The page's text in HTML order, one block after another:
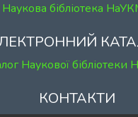
Наукова бібліотека
Наукової
КОНТАКТИ